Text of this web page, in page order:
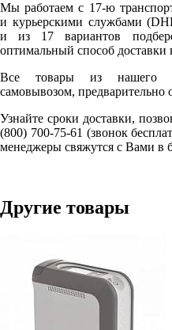
Мы работаем с 17-ю
и курьерскими службами
и из 17 вариантов
оптимальный способ доставки
Все товары из нашего
самовывозом, предварительно
Узнайте сроки доставки,
(800) 700-75-61 (звонок
менеджеры свяжутся с Вами в
Другие товары